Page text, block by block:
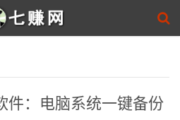
件：电脑系统一键备份